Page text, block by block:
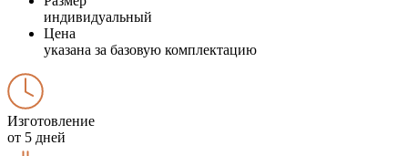
индивидуальный
Цена
указана за базовую комплектацию
Изготовление
от 5 дней